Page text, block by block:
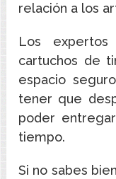
relación a los
Los expertos
cartuchos de
espacio
tener que
poder
tiempo.
Si no sabes